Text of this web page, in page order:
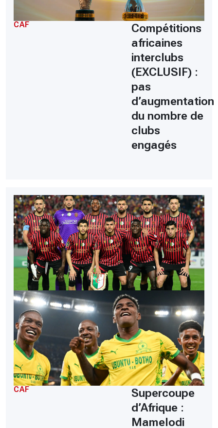
CAF
Compétitions
africaines
interclubs
(EXCLUSIF) :
pas
d’augmentation
du nombre de
clubs
engagés
CAF
Supercoupe
d’Afrique :
Mamelodi